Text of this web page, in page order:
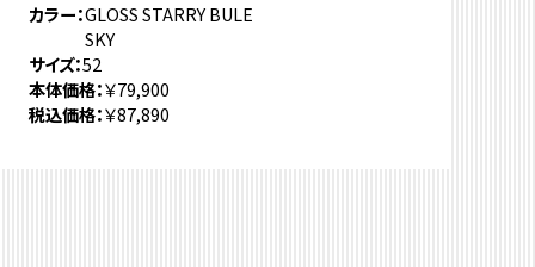
カラー GLOSS STARRY BULE
SKY
サイズ 52
本体価格 ￥79,900
税込価格 ￥87,890